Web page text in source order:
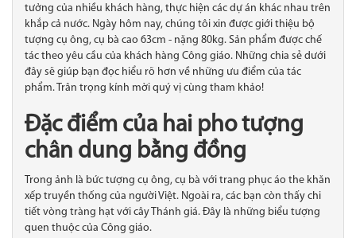
tưởng của nhiều khách hàng, thực hiện các dự án khác nhau trên
khắp cả nước. Ngày hôm nay, chúng tôi xin được giới thiệu bộ
tượng cụ ông, cụ bà cao 63cm - nặng 80kg. Sản phẩm được chế
tác theo yêu cầu của khách hàng Công giáo. Những chia sẻ dưới
đây sẽ giúp bạn đọc hiểu rõ hơn về những ưu điểm của tác
phẩm. Trân trọng kính mời quý vị cùng tham khảo!
Đặc điểm của hai pho tượng
chân dung bằng đồng
Trong ảnh là bức tượng cụ ông, cụ bà với trang phục áo the khăn
xếp truyền thống của người Việt. Ngoài ra, các bạn còn thấy chi
tiết vòng tràng hạt với cây Thánh giá. Đây là những biểu tượng
quen thuộc của Công giáo.